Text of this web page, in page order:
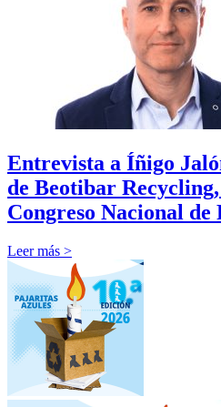
Entrevista a Íñigo
de Beotibar
Congreso Nacional de
Leer más >